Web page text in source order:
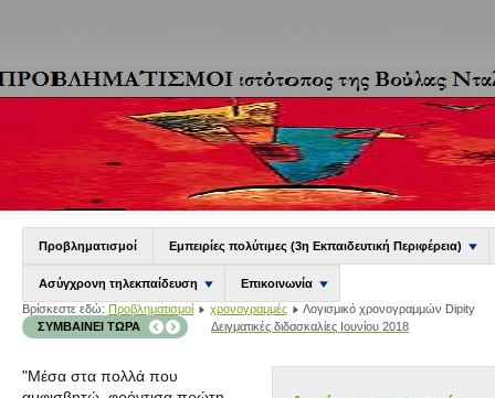
Προβληματισμοί Εμπειρίες πολύτιμες (3η Εκπαιδευτική Περιφέρεια)
Ασύγχρονη τηλεκπαίδευση
Επικοινωνία
Βρίσκεστε εδώ: Προβληματισμοί χρονογραμμές
Λογισμικό χρονογραμμών Dipity
ΣΥΜΒΑΊΝΕΙ ΤΏΡΑ
Δειγματικές διδασκαλίες Ιουνίου 2018
"Μέσα στα πολλά που